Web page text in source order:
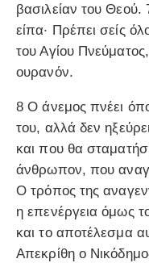
βασιλείαν του
είπα· Πρέπει σείς
του Αγίου
ουρανόν.
8 Ο άνεμος πνέει
του, αλλά δεν
και που θα
άνθρωπον, που
Ο τρόπος της
η επενέργεια όμως
και το αποτέλεσμα
Απεκρίθη ο